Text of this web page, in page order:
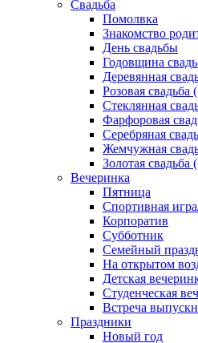
Свадьба
Помолвка
Знакомство
День свадьбы
Годовщина
Деревянная
Розовая свадьба
Стеклянная
Фарфоровая
Серебряная
Жемчужная
Золотая свадьба
Вечеринка
Пятница
Спортивная
Корпоратив
Субботник
Семейный
На открытом
Детская
Студенческая
Встреча
Праздники
Новый год